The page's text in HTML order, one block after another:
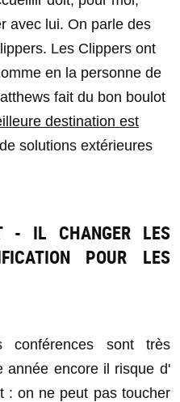
avec lui. On parle des
Les Clippers ont
en la personne de
fait du bon boulot
destination est
solutions extérieures
- IL CHANGER LES
POUR LES
sont très
année encore il risque d'
: on ne peut pas toucher